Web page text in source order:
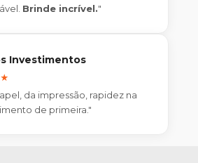
Brinde incrível."
Investimentos
da impressão, rapidez na
de primeira."